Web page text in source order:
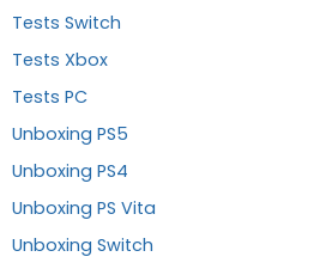
Tests Switch
Tests Xbox
Tests PC
Unboxing PS5
Unboxing PS4
Unboxing PS Vita
Unboxing Switch